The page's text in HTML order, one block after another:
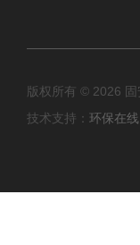
版权所有 © 2026
技术支持： 环保在线